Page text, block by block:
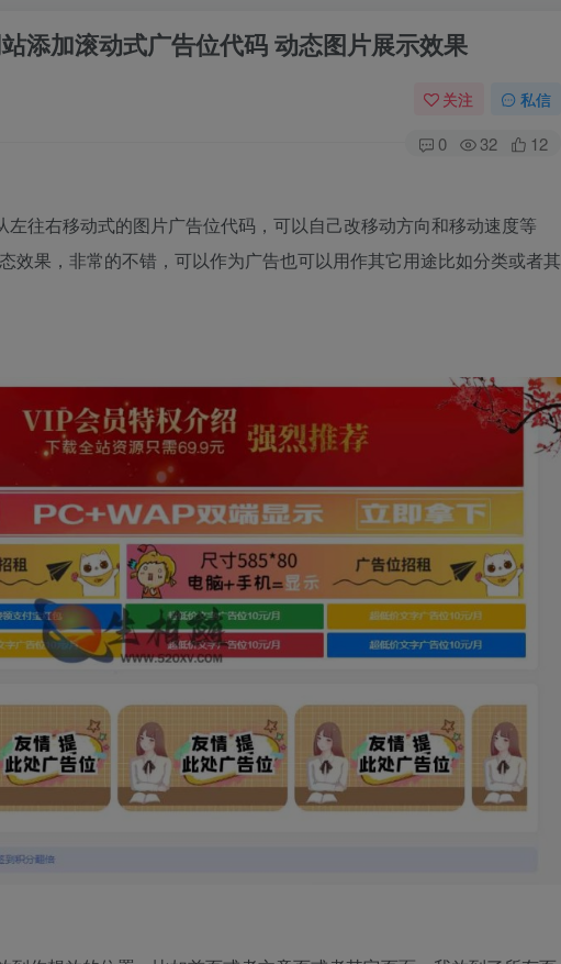
添加滚动式广告位代码 动态图片展示效果
关注 私信
0 32 12
往右移动式的图片广告位代码，可以自己改移动方向和移动速度等
效果，非常的不错，可以作为广告也可以用作其它用途比如分类或者其